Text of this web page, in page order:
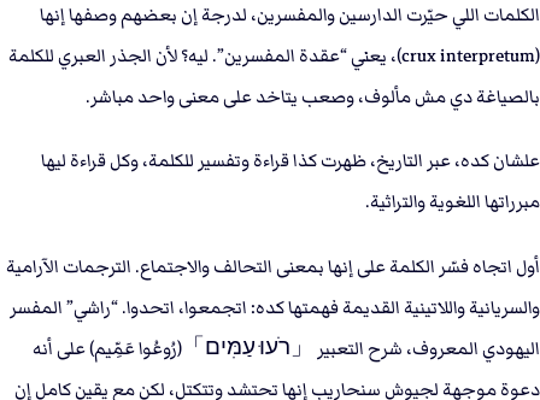
الكلمات اللي حيّرت الدارسين والمفسرين، لدرجة إن بعضهم وصفها إنها
(crux interpretum)، يعني “عقدة المفسرين”. ليه؟ لأن الجذر العبري للكلمة
بالصياغة دي مش مألوف، وصعب يتاخد على معنى واحد مباشر.
علشان كده، عبر التاريخ، ظهرت كذا قراءة وتفسير للكلمة، وكل قراءة ليها
مبرراتها اللغوية والتراثية.
أول اتجاه فسّر الكلمة على إنها بمعنى التحالف والاجتماع. الترجمات الآرامية
والسريانية واللاتينية القديمة فهمتها كده: اتجمعوا، اتحدوا. “راشي” المفسر
اليهودي المعروف، شرح التعبير 「רֹעוּ עַמִּים」(رُوعُوا عَمِّيم) على أنه
دعوة موجهة لجيوش سنحاريب إنها تحتشد وتتكتل، لكن مع يقين كامل إن